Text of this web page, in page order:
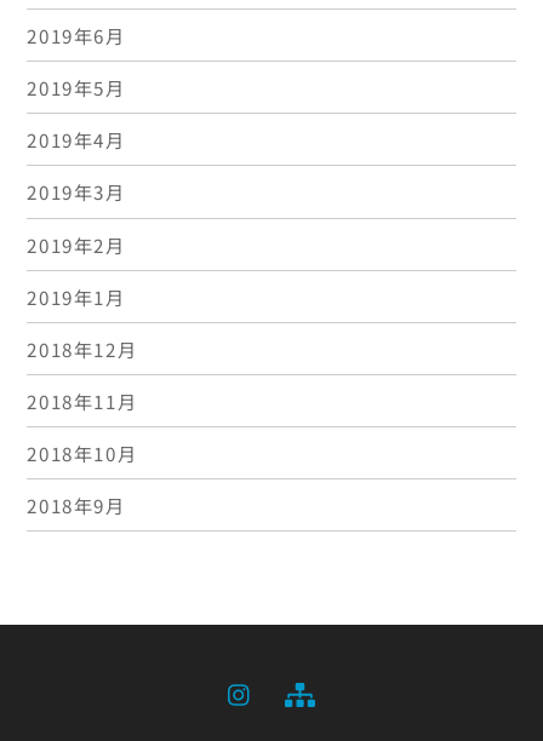
2019年6月
2019年5月
2019年4月
2019年3月
2019年2月
2019年1月
2018年12月
2018年11月
2018年10月
2018年9月